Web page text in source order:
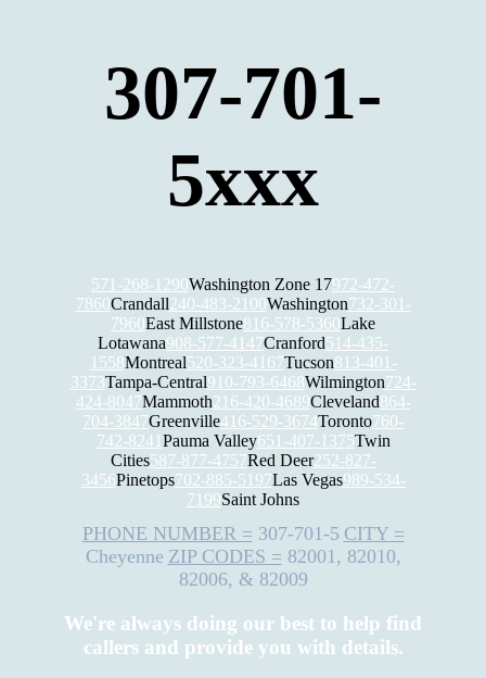
307-701-
5xxx
571-268-1290Washington Zone 17972-472-
7860Crandall240-483-2100Washington732-301-
7960East Millstone816-578-5360Lake
Lotawana908-577-4147Cranford514-435-
1558Montreal520-323-4167Tucson813-401-
3373Tampa-Central910-793-6468Wilmington724-
424-8047Mammoth216-420-4689Cleveland864-
704-3847Greenville416-529-3674Toronto760-
742-8241Pauma Valley651-407-1375Twin
Cities587-877-4757Red Deer252-827-
3456Pinetops702-885-5197Las Vegas989-534-
7199Saint Johns
PHONE NUMBER = 307-701-5 CITY =
Cheyenne ZIP CODES = 82001, 82010,
82006, & 82009
We're always doing our best to help find
callers and provide you with details.